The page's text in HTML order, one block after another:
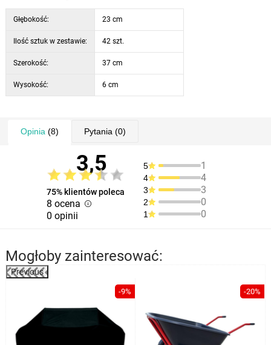
Głębokość: 23 cm
Ilość sztuk w zestawie: 42 szt.
Szerokość: 37 cm
Wysokość: 6 cm
Opinia (8) Pytania (0)
3,5
75% klientów poleca
8 ocena
0 opinii
5 1
4 4
3 3
2 0
1 0
Mogłoby zainteresować:
Previous
-9% -20%